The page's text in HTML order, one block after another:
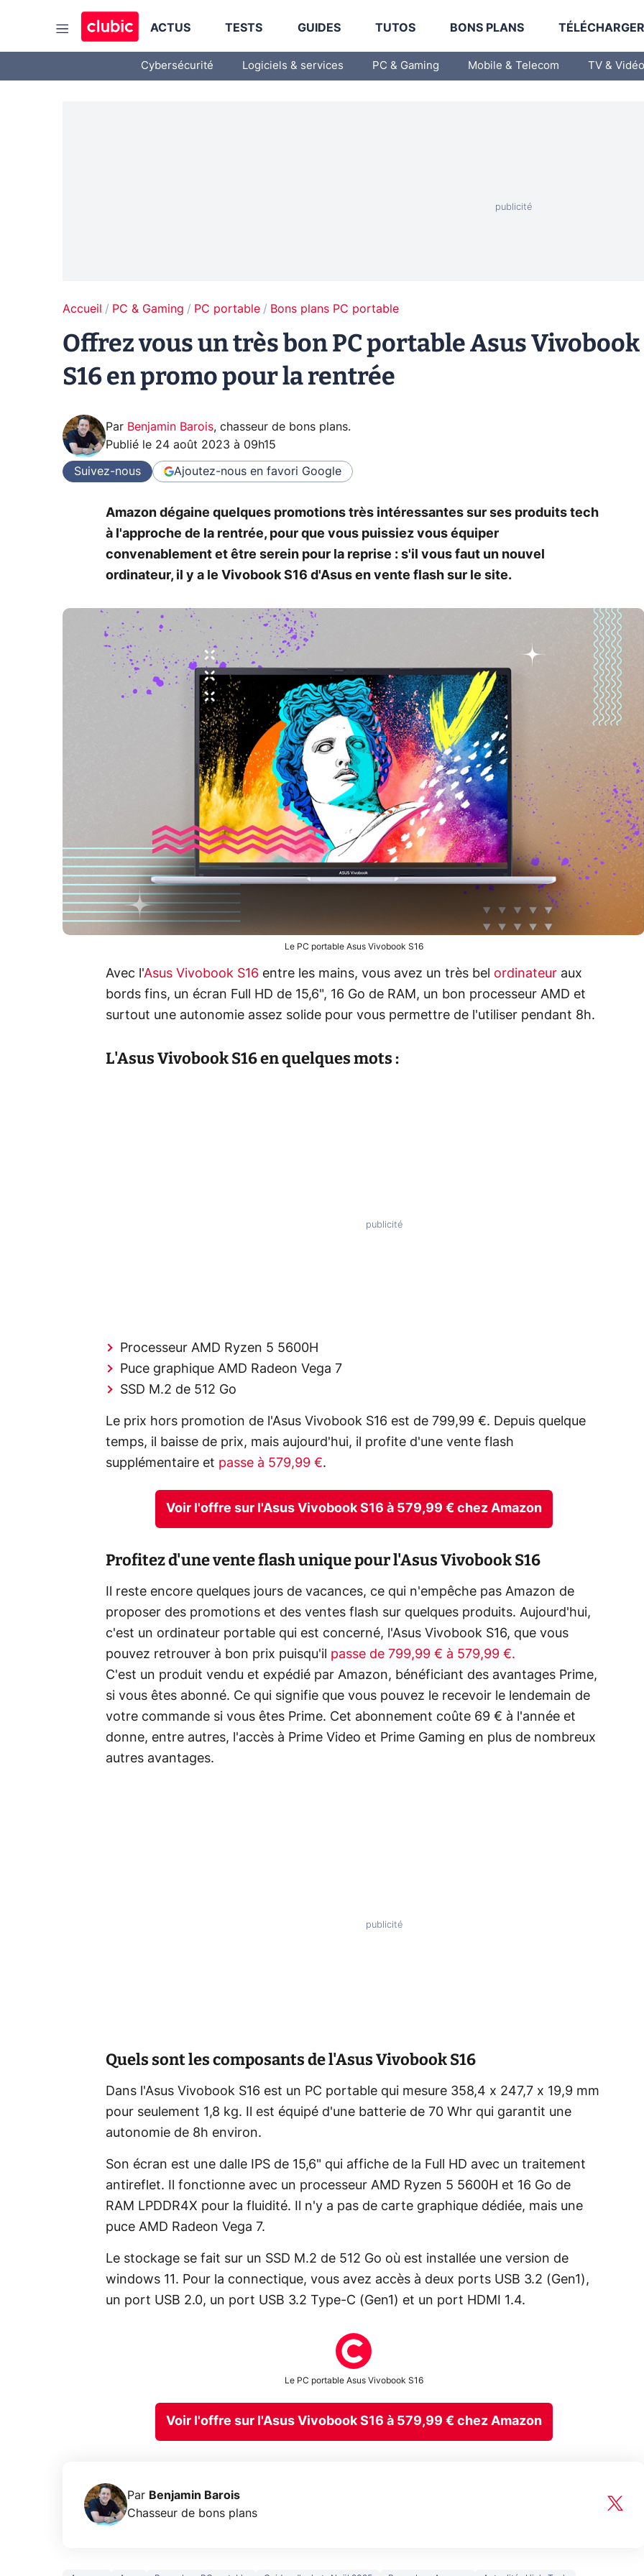
ACTUS TESTS GUIDES TUTOS BONS PLANS TÉLÉCHARGER
Cybersécurité Logiciels & services PC & Gaming Mobile & Telecom TV & Vidéo
Accueil PC & Gaming PC portable Bons plans PC portable
Offrez vous un très bon PC portable Asus Vivobook
S16 en promo pour la rentrée
Par Benjamin Barois, chasseur de bons plans.
Publié le 24 août 2023 à 09h15
Suivez-nous Ajoutez-nous en favori Google
Amazon dégaine quelques promotions très intéressantes sur ses produits tech
à l'approche de la rentrée, pour que vous puissiez vous équiper
convenablement et être serein pour la reprise : s'il vous faut un nouvel
ordinateur, il y a le Vivobook S16 d'Asus en vente flash sur le site.
Le PC portable Asus Vivobook S16
Avec l'Asus Vivobook S16 entre les mains, vous avez un très bel ordinateur aux
bords fins, un écran Full HD de 15,6", 16 Go de RAM, un bon processeur AMD et
surtout une autonomie assez solide pour vous permettre de l'utiliser pendant 8h.
L'Asus Vivobook S16 en quelques mots :
Processeur AMD Ryzen 5 5600H
Puce graphique AMD Radeon Vega 7
SSD M.2 de 512 Go
Le prix hors promotion de l'Asus Vivobook S16 est de 799,99 €. Depuis quelque
temps, il baisse de prix, mais aujourd'hui, il profite d'une vente flash
supplémentaire et passe à 579,99 €.
Voir l'offre sur l'Asus Vivobook S16 à 579,99 € chez Amazon
Profitez d'une vente flash unique pour l'Asus Vivobook S16
Il reste encore quelques jours de vacances, ce qui n'empêche pas Amazon de
proposer des promotions et des ventes flash sur quelques produits. Aujourd'hui,
c'est un ordinateur portable qui est concerné, l'Asus Vivobook S16, que vous
pouvez retrouver à bon prix puisqu'il passe de 799,99 € à 579,99 €.
C'est un produit vendu et expédié par Amazon, bénéficiant des avantages Prime,
si vous êtes abonné. Ce qui signifie que vous pouvez le recevoir le lendemain de
votre commande si vous êtes Prime. Cet abonnement coûte 69 € à l'année et
donne, entre autres, l'accès à Prime Video et Prime Gaming en plus de nombreux
autres avantages.
Quels sont les composants de l'Asus Vivobook S16
Dans l'Asus Vivobook S16 est un PC portable qui mesure 358,4 x 247,7 x 19,9 mm
pour seulement 1,8 kg. Il est équipé d'une batterie de 70 Whr qui garantit une
autonomie de 8h environ.
Son écran est une dalle IPS de 15,6" qui affiche de la Full HD avec un traitement
antireflet. Il fonctionne avec un processeur AMD Ryzen 5 5600H et 16 Go de
RAM LPDDR4X pour la fluidité. Il n'y a pas de carte graphique dédiée, mais une
puce AMD Radeon Vega 7.
Le stockage se fait sur un SSD M.2 de 512 Go où est installée une version de
windows 11. Pour la connectique, vous avez accès à deux ports USB 3.2 (Gen1),
un port USB 2.0, un port USB 3.2 Type-C (Gen1) et un port HDMI 1.4.
Le PC portable Asus Vivobook S16
Voir l'offre sur l'Asus Vivobook S16 à 579,99 € chez Amazon
Par Benjamin Barois
Chasseur de bons plans